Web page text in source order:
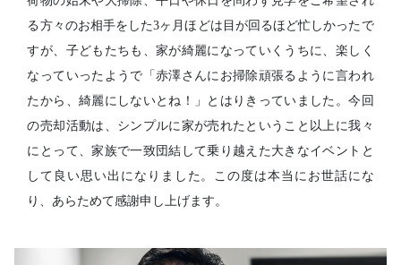
る方々のお相手をした3ヶ月ほどは目が回るほど忙しかったで
すが、子どもたちも、家が綺麗になっていくうちに、楽しく
なっていったようで「赤澤さんにお掃除頑張るように言われ
たから、綺麗にしないとね！」とはりきっていました。今回
の売却活動は、シンプルに家が売れたということ以上に我々
にとって、家族で一致団結して乗り越えた大きなイベントと
して良い思い出になりました。この度は本当にお世話にな
り、あらためて感謝申し上げます。